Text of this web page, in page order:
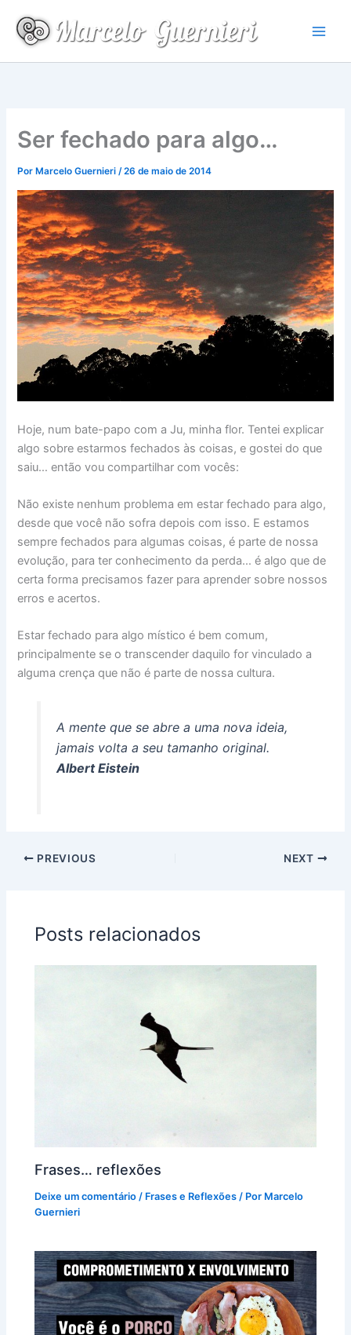
para
conteúdo
Ser fechado para algo…
Por Marcelo Guernieri/26 de maio de 2014
Hoje, num bate-papo com a Ju, minha flor. Tentei explicar
algo sobre estarmos fechados às coisas, e gostei do que
saiu… então vou compartilhar com vocês:
Não existe nenhum problema em estar fechado para algo,
desde que você não sofra depois com isso. E estamos
sempre fechados para algumas coisas, é parte de nossa
evolução, para ter conhecimento da perda… é algo que de
certa forma precisamos fazer para aprender sobre nossos
erros e acertos.
Estar fechado para algo místico é bem comum,
principalmente se o transcender daquilo for vinculado a
alguma crença que não é parte de nossa cultura.
A mente que se abre a uma nova ideia,
jamais volta a seu tamanho original.
Albert Eistein
PREVIOUS NEXT
Posts relacionados
Frases… reflexões
Deixe um comentário / Frases e Reflexões / Por Marcelo
Guernieri